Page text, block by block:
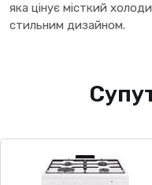
яка цінує місткий
стильним дизайном.